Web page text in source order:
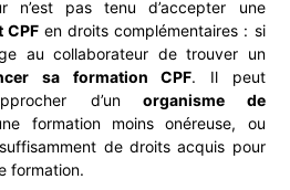
n’est pas tenu d’accepter une
CPFen droits complémentaires : si
au collaborateur de trouver un
sa formation CPF. Il peut
d’unorganisme de
formation moins onéreuse, ou
de droits acquis pour
formation.